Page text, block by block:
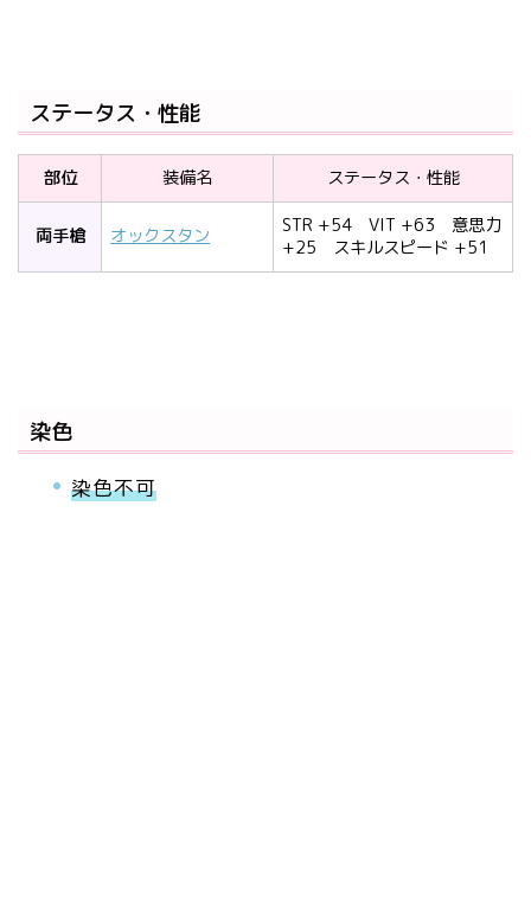
ステータス・性能
部位 装備名 ステータス・性能
両手槍 オックスタン
STR +54 VIT +63 意思力
+25 スキルスピード +51
染色
染色不可